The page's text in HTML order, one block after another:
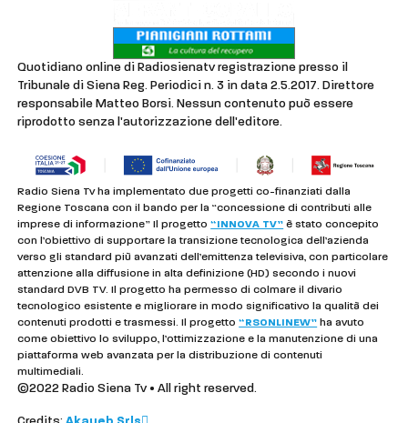
Quotidiano online di Radiosienatv registrazione presso il
Tribunale di Siena Reg. Periodici n. 3 in data 2.5.2017. Direttore
responsabile Matteo Borsi. Nessun contenuto può essere
riprodotto senza l'autorizzazione dell'editore.
Radio Siena Tv ha implementato due progetti co-finanziati dalla
Regione Toscana con il bando per la “concessione di contributi alle
imprese di informazione” Il progetto“INNOVA TV” è stato concepito
con l’obiettivo di supportare la transizione tecnologica dell’azienda
verso gli standard più avanzati dell’emittenza televisiva, con particolare
attenzione alla diffusione in alta definizione (HD) secondo i nuovi
standard DVB TV. Il progetto ha permesso di colmare il divario
tecnologico esistente e migliorare in modo significativo la qualità dei
contenuti prodotti e trasmessi. Il progetto“RSONLINEW” ha avuto
come obiettivo lo sviluppo, l’ottimizzazione e la manutenzione di una
piattaforma web avanzata per la distribuzione di contenuti
multimediali.
©2022 Radio Siena Tv • All right reserved.